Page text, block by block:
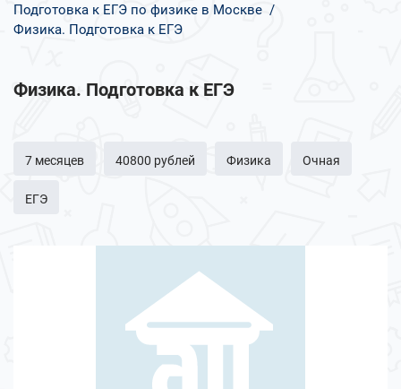
Подготовка к ЕГЭ по физике в Москве
Физика. Подготовка к ЕГЭ
Физика. Подготовка к ЕГЭ
7 месяцев 40800 рублей Физика Очная
ЕГЭ